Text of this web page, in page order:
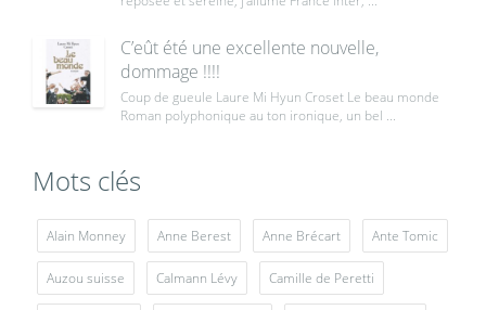
C’eût été une excellente nouvelle,
dommage !!!!
Coup de gueule Laure Mi Hyun Croset Le beau monde
Roman polyphonique au ton ironique, un bel ...
Mots clés
Alain Monney Anne Berest Anne Brécart Ante Tomic
Auzou suisse Calmann Lévy Camille de Peretti